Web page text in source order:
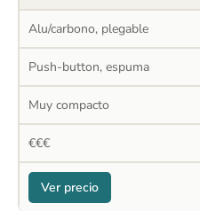
Alu/carbono, plegable
Push-button, espuma
Muy compacto
€€€
Ver precio